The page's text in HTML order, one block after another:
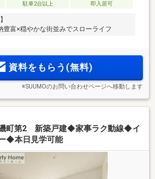
駐車2台以上 即入居可
豊富×穏やかな街並みでスローライフ
資料をもらう(無料)
※SUUMOのお問い合わせページへ移動します
町第2 新築戸建◆家事ラク動線◆イ
◆本日見学可能